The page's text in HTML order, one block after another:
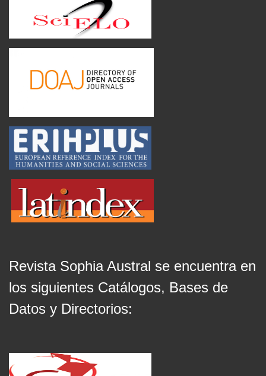
Revista Sophia Austral se encuentra en
los siguientes Catálogos, Bases de
Datos y Directorios: